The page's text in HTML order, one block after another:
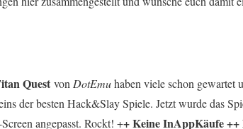
Quest von DotEmuhaben viele schon gewartet
der besten Hack&Slay Spiele. Jetzt wurde das
angepasst. Rockt! ++ Keine InAppKäufe ++